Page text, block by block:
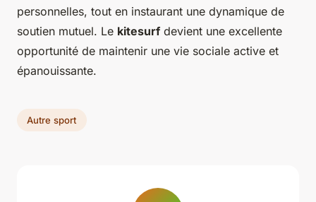
personnelles, tout en instaurant une dynamique de
soutien mutuel. Le kitesurf devient une excellente
opportunité de maintenir une vie sociale active et
épanouissante.
Autre sport